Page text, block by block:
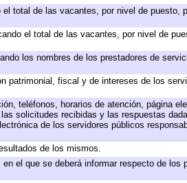
total de las vacantes, por nivel de puesto,
el total de las vacantes, por nivel de
los nombres de los prestadores de
patrimonial, fiscal y de intereses de los
teléfonos, horarios de atención, página
solicitudes recibidas y las respuestas
de los servidores públicos
de los mismos.
el que se deberá informar respecto de los